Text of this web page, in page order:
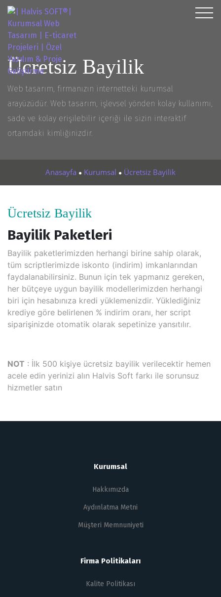
Ücretsiz Bayilik
Web tasarım, firmanızın internetteki kurumsal
arayüzüdür. Web tasarım, işlevsel yönden kolay kullanımı,
sade ve kolay erişilebilir içeriği ile sizin interaktif
ortamdaki kimliğinizdir.
Anasayfa ● Kurumsal ● Ücretsiz Bayilik
Ücretsiz Bayilik
Bayilik Paketleri
Bayilik paketlerimizden herhangi birine sahip olarak,
tüm scriptlerimizde iskonto (indirim) imkanlarından
faydalanabilirsiniz. Bunun için tek yapmanız gereken,
her bütçeye uygun bayilik modellerimizden herhangi
biri için hesabınıza kredi yüklemenizdir. Yüklediğiniz
krediye göre belirlenen % indirim oranı, her script
siparişinizde otomatik olarak sepetinize yansıtılır.
NOT : İlk 500 kişiye ücretsiz bayilik verilecektir hemen
acele edin yerinizi alın Halvis Soft farkı ile sorunsuz
hizmetler satın
Kurumsal
Hakkımızda
Aydınlatma Metni
Müşteri Memnuniyeti
Firma Politikaları
Kalite Politikası